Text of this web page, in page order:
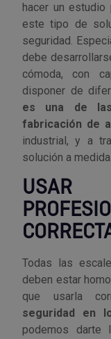
hacer un
este tipo de
seguridad.
debe
cómoda, con
disponer de
es una de
fabricación de
industrial, y a
solución a medida.
USAR
Todas las
deben estar
que usarla
seguridad en
podemos darte